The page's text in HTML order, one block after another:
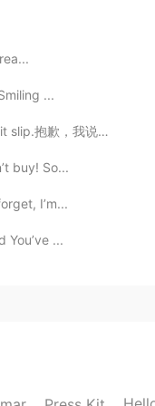
2021.05.11 03:59
2021.05.11 03:32
で留学してい
...
漏嘴了。 3. Exc...
buy! So...
I’m...
...